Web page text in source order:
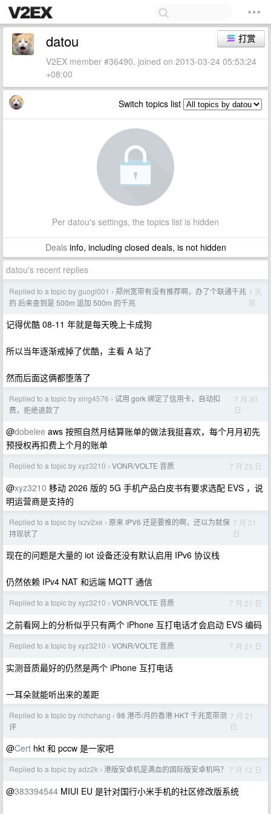
打赏
datou
V2EX member #36490, joined on 2013-03-24 05:53:24
+08:00
Switch topics list
Per datou's settings, the topics list is hidden
Dealsinfo, including closed deals, is not hidden
datou's recent replies
Replied to a topic by guogl001 › 郑州宽带有没有推荐啊，办了个联通千兆
的 后来查到是 500m 追加 500m 的千兆
1 天
前
记得优酷 08-11 年就是每天晚上卡成狗
所以当年逐渐戒掉了优酷，主看 A 站了
然而后面这俩都堕落了
Replied to a topic by xing4576 › 试用 gork 绑定了信用卡，自动扣
费，拒绝退款了
7 月 30
日
@dobelee aws 按照自然月结算账单的做法我挺喜欢，每个月月初先
预授权再扣费上个月的账单
Replied to a topic by xyz3210 › VONR/VOLTE 音质 7 月 23 日
@xyz3210 移动 2026 版的 5G 手机产品白皮书有要求选配 EVS ，说
明运营商是支持的
Replied to a topic by lxzv2xe › 原来 IPV6 还是要推的啊，还以为就保
持现状了
7 月 21
日
现在的问题是大量的 iot 设备还没有默认启用 IPv6 协议栈
仍然依赖 IPv4 NAT 和远端 MQTT 通信
Replied to a topic by xyz3210 › VONR/VOLTE 音质 7 月 21 日
之前看网上的分析似乎只有两个 iPhone 互打电话才会启动 EVS 编码
Replied to a topic by xyz3210 › VONR/VOLTE 音质 7 月 21 日
实测音质最好的仍然是两个 iPhone 互打电话
一耳朵就能听出来的差距
Replied to a topic by richchang › 98 港币/月的香港 HKT 千兆宽带测
评
7 月 21
日
@Cert hkt 和 pccw 是一家吧
Replied to a topic by adz2k › 港版安卓机是满血的国际版安卓机吗？ 7 月 12 日
@383394544 MIUI EU 是针对国行小米手机的社区修改版系统